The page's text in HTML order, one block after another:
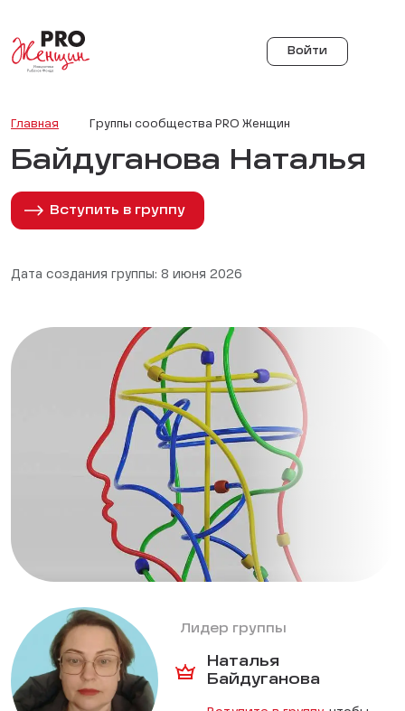
Войти
Главная Группы сообщества PRO Женщин
Байдуганова Наталья
Вступить в группу
Дата создания группы: 8 июня 2026
Лидер группы
Наталья
Байдуганова